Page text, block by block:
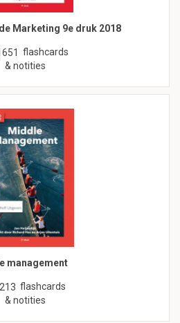
Marketing 9e druk 2018
flashcards
& notities
management
213 flashcards
& notities